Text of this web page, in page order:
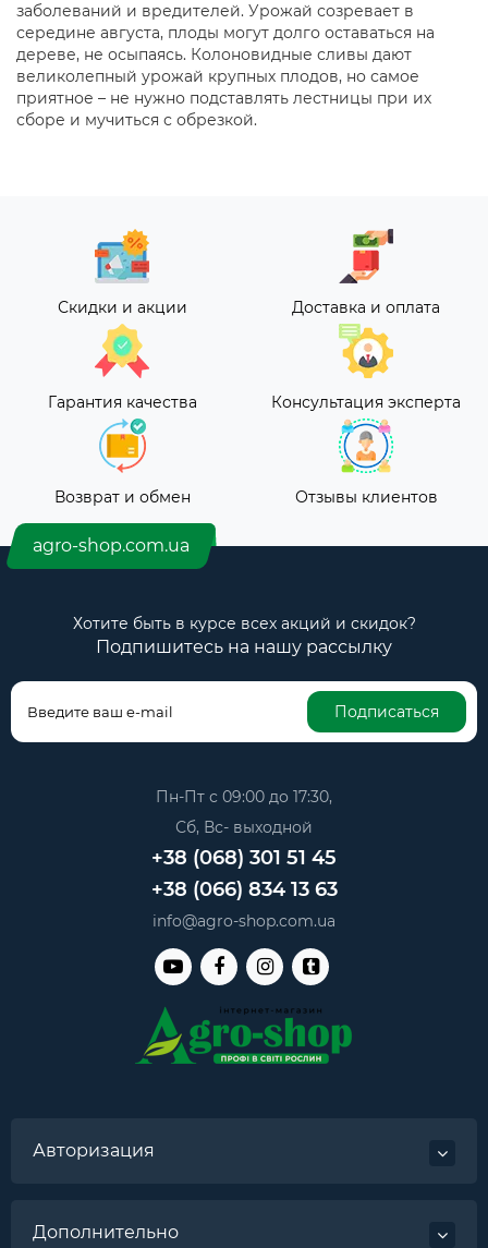
заболеваний и вредителей. Урожай созревает в
середине августа, плоды могут долго оставаться на
дереве, не осыпаясь. Колоновидные сливы дают
великолепный урожай крупных плодов, но самое
приятное – не нужно подставлять лестницы при их
сборе и мучиться с обрезкой.
Скидки и акции Доставка и оплата
Гарантия качества Консультация эксперта
Возврат и обмен Отзывы клиентов
agro-shop.com.ua
Хотите быть в курсе всех акций и скидок?
Подпишитесь на нашу рассылку
Подписаться
Пн-Пт с 09:00 до 17:30,
Сб, Вс- выходной
+38 (068) 301 51 45
+38 (066) 834 13 63
info@agro-shop.com.ua
Авторизация
Дополнительно